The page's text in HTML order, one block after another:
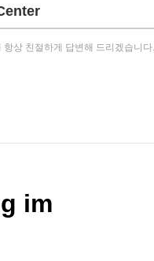
상 친절하게 답변해 드리겠습니다.
im